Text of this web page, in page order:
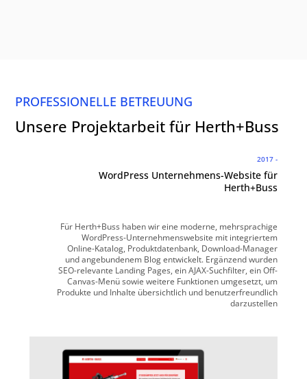
PROFESSIONELLE BETREUUNG
Unsere Projektarbeit für Herth+Buss
2017 -
WordPress Unternehmens-Website für
Herth+Buss
Für Herth+Buss haben wir eine moderne, mehrsprachige
WordPress-Unternehmenswebsite mit integriertem
Online-Katalog, Produktdatenbank, Download-Manager
und angebundenem Blog entwickelt. Ergänzend wurden
SEO-relevante Landing Pages, ein AJAX-Suchfilter, ein Off-
Canvas-Menü sowie weitere Funktionen umgesetzt, um
Produkte und Inhalte übersichtlich und benutzerfreundlich
darzustellen